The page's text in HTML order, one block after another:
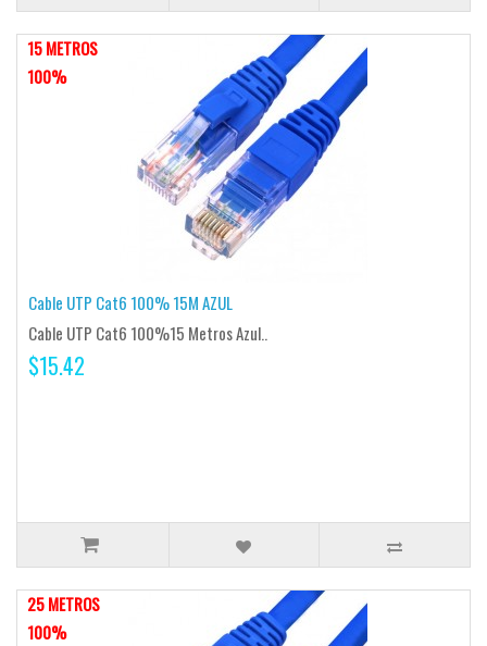
15 METROS
100%
Cable UTP Cat6 100% 15M AZUL
Cable UTP Cat6 100%15 Metros Azul..
$15.42
25 METROS
100%